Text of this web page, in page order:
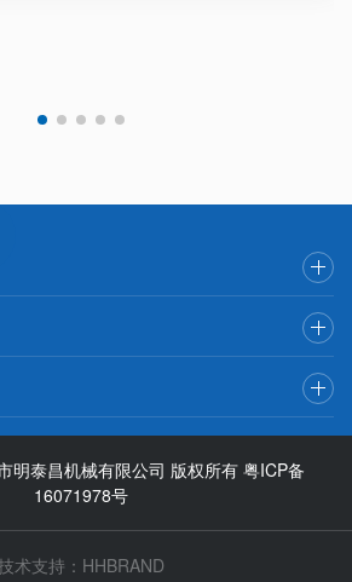
明泰昌机械有限公司 版权所有 粤ICP备
16071978号
术支持： HHBRAND